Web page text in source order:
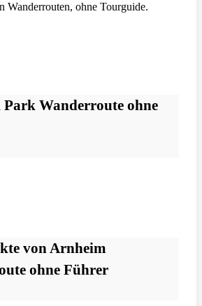
Wanderrouten, ohne Tourguide.
Park Wanderroute ohne
von Arnheim
ohne Führer